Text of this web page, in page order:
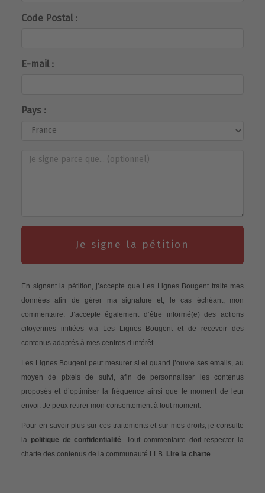
Code Postal :
E-mail :
Pays :
Je signe la pétition
En signant la pétition, j’accepte que Les Lignes Bougent traite mes
données afin de gérer ma signature et, le cas échéant, mon
commentaire. J’accepte également d’être informé(e) des actions
citoyennes initiées via Les Lignes Bougent et de recevoir des
contenus adaptés à mes centres d’intérêt.
Les Lignes Bougent peut mesurer si et quand j’ouvre ses emails, au
moyen de pixels de suivi, afin de personnaliser les contenus
proposés et d’optimiser la fréquence ainsi que le moment de leur
envoi. Je peux retirer mon consentement à tout moment.
Pour en savoir plus sur ces traitements et sur mes droits, je consulte
la politique de confidentialité . Tout commentaire doit respecter la
charte des contenus de la communauté LLB. Lire la charte